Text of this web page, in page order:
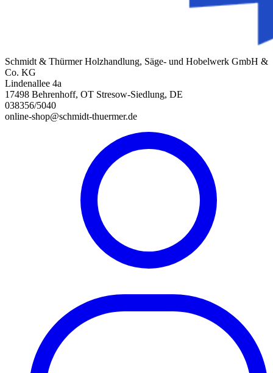
Schmidt & Thürmer Holzhandlung, Säge- und Hobelwerk GmbH &
Co. KG
Lindenallee 4a
17498 Behrenhoff, OT Stresow-Siedlung, DE
038356/5040
online-shop@schmidt-thuermer.de